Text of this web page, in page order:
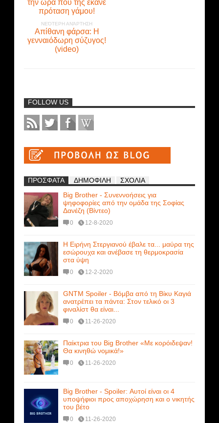
την ώρα που της έκανε
πρόταση γάμου!
ΝΕΌΤΕΡΗ ΑΝΆΡΤΗΣΗ
Απίθανη φάρσα: Η
γενναιόδωρη σύζυγος!
(video)
FOLLOW US
ΠΡΟΣΦΑΤΑ ΔΗΜΟΦΙΛΗ
ΣΧΟΛΙΑ
Big Brother - Συνεννοήσεις για
ψηφοφορίες από την ομάδα της Σοφίας
Δανέζη (Βίντεο)
0 12-8-2020
Η Ειρήνη Στεργιανού έβαλε τα... μαύρα της
εσώρουχα και ανέβασε τη θερμοκρασία
στα ύψη
0 12-2-2020
GNTM Spoiler - Βόμβα από τη Βίκυ Καγιά
ανατρέπει τα πάντα: Στον τελικό οι 3
φιναλίστ θα είναι...
0 11-26-2020
Παίκτρια του Big Brother «Με κορόιδεψαν!
Θα κινηθώ νομικά!»
0 11-26-2020
Big Brother - Spoiler: Αυτοί είναι οι 4
υποψήφιοι προς αποχώρηση και ο νικητής
του βέτο
0 11-26-2020